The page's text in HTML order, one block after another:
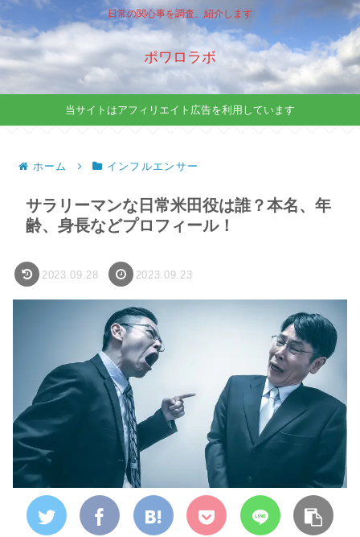
日常の関心事を調査、紹介します
ポワロラボ
当サイトはアフィリエイト広告を利用しています
ホーム インフルエンサー
サラリーマンな日常米田役は誰？本名、年
齢、身長などプロフィール！
2023.09.28 2023.09.23